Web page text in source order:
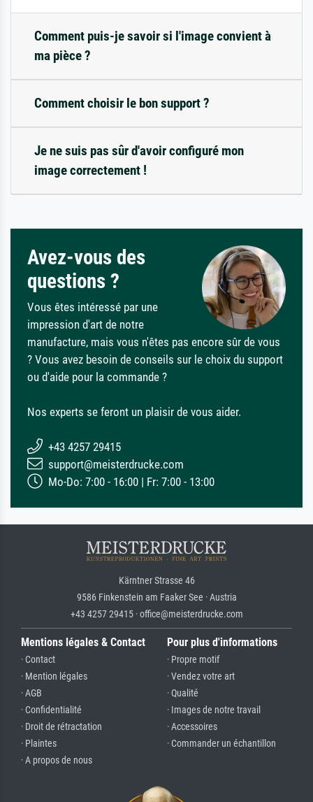
Comment puis-je savoir si l'image convient à
ma pièce ?
Comment choisir le bon support ?
Je ne suis pas sûr d'avoir configuré mon
image correctement !
Avez-vous des
questions ?
Vous êtes intéressé par une
impression d'art de notre
manufacture, mais vous n'êtes pas encore sûr de vous
? Vous avez besoin de conseils sur le choix du support
ou d'aide pour la commande ?
Nos experts se feront un plaisir de vous aider.
+43 4257 29415
support@meisterdrucke.com
Mo-Do: 7:00 - 16:00 | Fr: 7:00 - 13:00
Kärntner Strasse 46
9586 Finkenstein am Faaker See · Austria
+43 4257 29415 · office@meisterdrucke.com
Mentions légales & Contact
· Contact
· Mention légales
· AGB
· Confidentialité
· Droit de rétractation
· Plaintes
· A propos de nous
Pour plus d'informations
· Propre motif
· Vendez votre art
· Qualité
· Images de notre travail
· Accessoires
· Commander un échantillon